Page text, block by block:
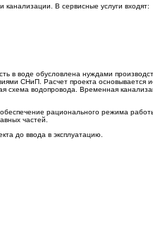
В сервисные услуги входят:
в воде обусловлена нуждами
СНиП. Расчет проекта основывается
схема водопровода. Временная
рационального режима
частей.
до ввода в эксплуатацию.